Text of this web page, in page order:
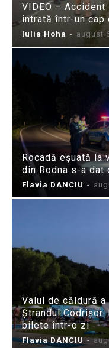
VIDEO – Accident
intrată într-un cap
Iulia Hoha - august
Rocadă eșuată la
din Rodna s-a
Flavia DANCIU -
Valul de căldură
Ștrandul
bilete într-o zi
Flavia DANCIU -